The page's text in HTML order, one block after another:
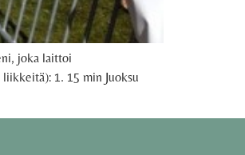
joka laittoi
1. 15 min Juoksu